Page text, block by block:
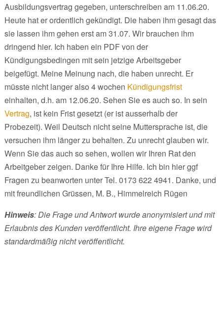
Ausbildungsvertrag gegeben, unterschreiben am 11.06.20.
Heute hat er ordentlich gekündigt. Die haben ihm gesagt das
sie lassen ihm gehen erst am 31.07. Wir brauchen ihm
dringend hier. Ich haben ein PDF von der
Kündigungsbedingen mit sein jetzige Arbeitsgeber
beigefügt. Meine Meinung nach, die haben unrecht. Er
müsste nicht langer also 4 wochen Kündigungsfrist
einhalten, d.h. am 12.06.20. Sehen Sie es auch so. In sein
Vertrag, ist kein Frist gesetzt (er ist ausserhalb der
Probezeit). Weil Deutsch nicht seine Muttersprache ist, die
versuchen ihm länger zu behalten. Zu unrecht glauben wir.
Wenn Sie das auch so sehen, wollen wir Ihren Rat den
Arbeitgeber zeigen. Danke für Ihre Hilfe. Ich bin hier ggf
Fragen zu beanworten unter Tel. 0173 622 4941. Danke, und
mit freundlichen Grüssen, M. B., Himmelreich Rügen
Hinweis: Die Frage und Antwort wurde anonymisiert und mit
Erlaubnis des Kunden veröffentlicht. Ihre eigene Frage wird
standardmäßig nicht veröffentlicht.